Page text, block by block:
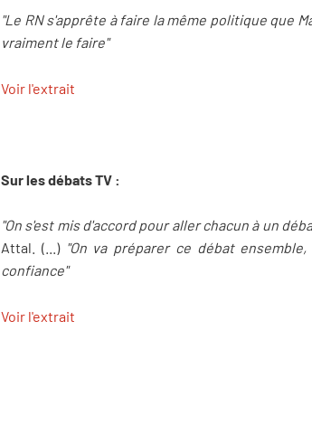
"Le RN s'apprête à faire la même politique que
vraiment le faire"
Voir l'extrait
Sur les débats TV :
"On s'est mis d'accord pour aller chacun à un
Attal. (...) "On va préparer ce débat
confiance"
Voir l'extrait